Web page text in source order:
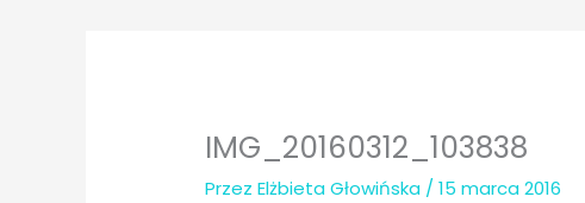
IMG_20160312_103838
PrzezElżbieta Głowińska /15 marca 2016